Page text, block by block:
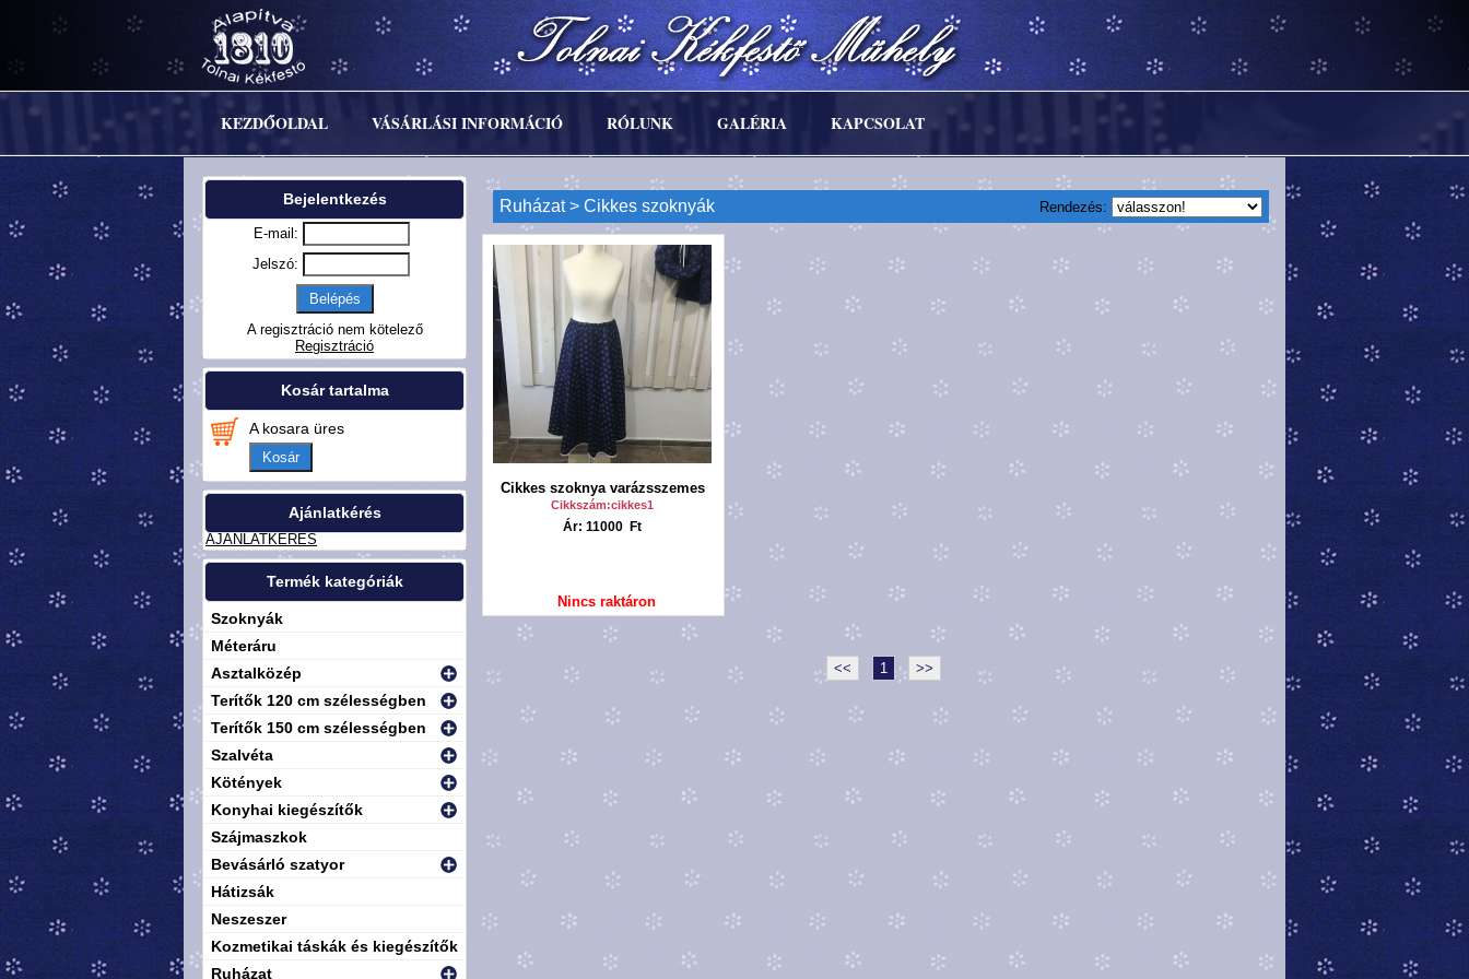
KEZDŐOLDAL VÁSÁRLÁSI INFORMÁCIÓ RÓLUNK GALÉRIA KAPCSOLAT
Bejelentkezés
E-mail:
Jelszó:
A regisztráció nem kötelező
Regisztráció
Kosár tartalma
A kosara üres
Kosár
Ajánlatkérés
AJÁNLATKÉRÉS
Termék kategóriák
Szoknyák
Méteráru
Asztalközép
Terítők 120 cm szélességben
Terítők 150 cm szélességben
Szalvéta
Kötények
Konyhai kiegészítők
Szájmaszkok
Bevásárló szatyor
Hátizsák
Neszeszer
Kozmetikai táskák és kiegészítők
Ruházat
Rendezés:
Ruházat> Cikkes szoknyák
Cikkes szoknya varázsszemes
Cikkszám:cikkes1
Ár: 11000 Ft
Nincs raktáron
<< 1 >>